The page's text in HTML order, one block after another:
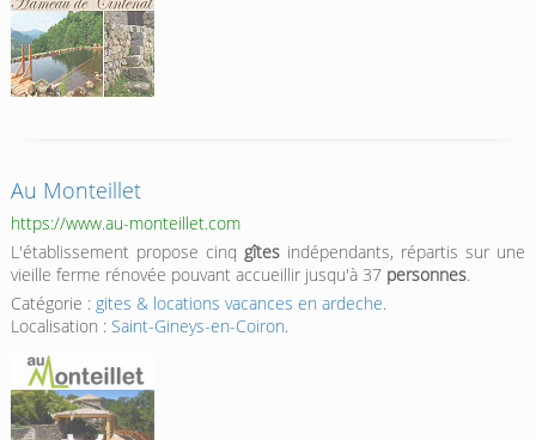
Au Monteillet
https://www.au-monteillet.com
L'établissement propose cinq gîtes indépendants, répartis sur une
vieille ferme rénovée pouvant accueillir jusqu'à 37 personnes.
Catégorie : gites & locations vacances en ardeche.
Localisation : Saint-Gineys-en-Coiron.